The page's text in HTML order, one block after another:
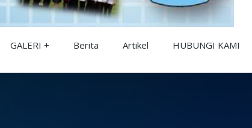
GALERI Berita Artikel HUBUNGI KAMI